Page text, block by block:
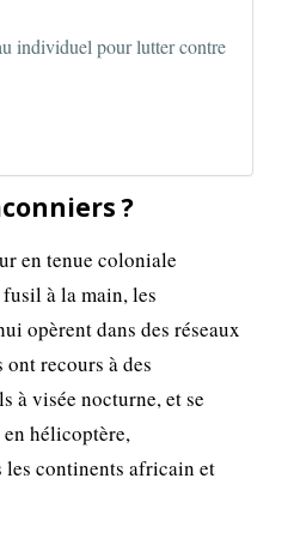
individuel pour lutter contre
?
en tenue coloniale
à la main, les
opèrent dans des réseaux
recours à des
à visée nocturne, et se
hélicoptère,
continents africain et